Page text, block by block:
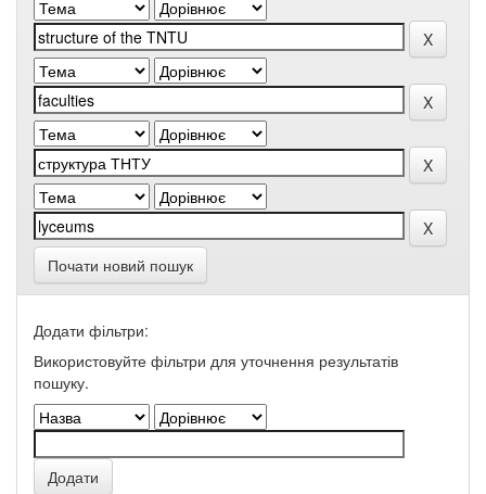
Почати новий пошук
Додати фільтри:
Використовуйте фільтри для уточнення результатів
пошуку.